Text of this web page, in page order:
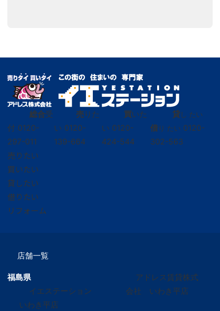
総合受
付 0120-
297-011
売りた
い 0120-
139-664
買いた
い 0120-
424-544
貸し たい
借り たい 0120-
302-563
売りたい
買いたい
貸したい
借りたい
リフォーム
店舗一覧
福島県
イエステーション
いわき平店
アドレス賃貸株式
会社 いわき平店